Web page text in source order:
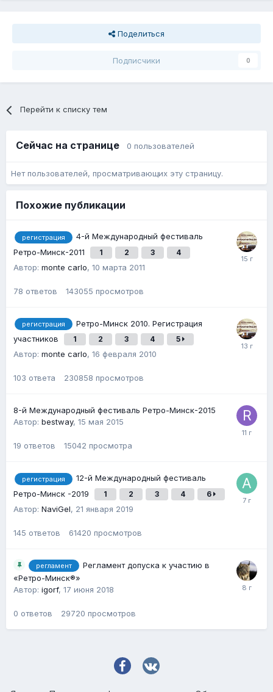
Поделиться
Подписчики 0
Перейти к списку тем
Сейчас на странице 0 пользователей
Нет пользователей, просматривающих эту страницу.
Похожие публикации
регистрация
4-й Международный фестиваль
Ретро-Минск-2011
1 2 3 4
Автор: monte carlo, 10 марта 2011
78 ответов 143055 просмотров
регистрация
Ретро-Минск 2010. Регистрация
участников
1 2 3 4 5
Автор: monte carlo, 16 февраля 2010
103 ответа 230858 просмотров
8-й Международный фестиваль Ретро-Минск-2015
Автор: bestway, 15 мая 2015
19 ответов 15042 просмотра
регистрация
12-й Международный фестиваль
Ретро-Минск -2019
1 2 3 4 6
Автор: NaviGel, 21 января 2019
145 ответов 61420 просмотров
регламент
Регламент допуска к участию в
«Ретро-Минск®»
Автор: igorf, 17 июня 2018
0 ответов 29720 просмотров